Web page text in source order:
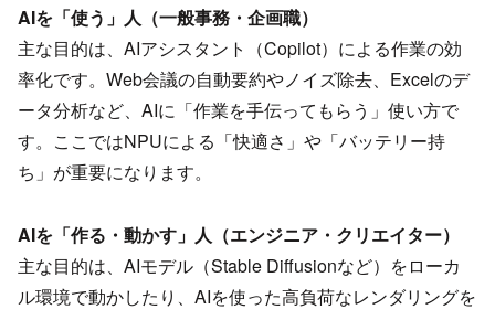
AIを「使う」人（一般事務・企画職）
主な目的は、AIアシスタント（Copilot）による作業の効
率化です。Web会議の自動要約やノイズ除去、Excelのデ
ータ分析など、AIに「作業を手伝ってもらう」使い方で
す。ここではNPUによる「快適さ」や「バッテリー持
ち」が重要になります。
AIを「作る・動かす」人（エンジニア・クリエイター）
主な目的は、AIモデル（Stable Diffusionなど）をローカ
ル環境で動かしたり、AIを使った高負荷なレンダリングを